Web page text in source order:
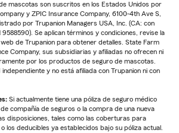
mascotas son suscritos en los Estados Unidos por
y ZPIC Insurance Company, 6100-4th Ave S,
por Trupanion Managers USA, Inc. (CA: con
9588590). Se aplican términos y condiciones, revise la
web de Trupanion para obtener detalles. State Farm
Company, sus subsidiarias y afiliadas no ofrecen ni
por los productos de seguro de mascotas.
y no está afiliada con Trupanion ni con
Si actualmente tiene una póliza de seguro médico
compañía de seguros o la compra de una nueva
disposiciones, tales como las coberturas para
los deducibles ya establecidos bajo su póliza actual.